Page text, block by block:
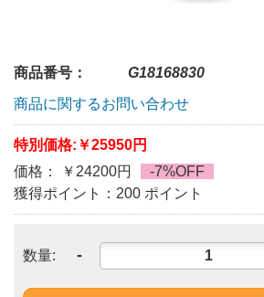
商品番号：
G18168830
商品に関するお問い合わせ
特別価格: ￥25950円
価格： ￥24200円
-7%OFF
獲得ポイント：200 ポイント
数量: -